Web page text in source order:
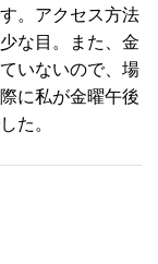
。アクセス方法
な目。また、金
いないので、場
に私が金曜午後
た。